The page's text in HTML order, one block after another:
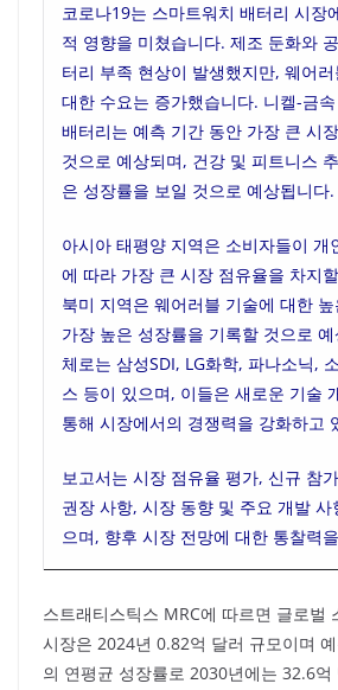
코로나19는 스마트워치 배터리 시장
적 영향을 미쳤습니다. 제조 둔화와
터리 부족 현상이 발생했지만, 웨어
대한 수요는 증가했습니다. 니켈-금
배터리는 예측 기간 동안 가장 큰 시
것으로 예상되며, 건강 및 피트니스
은 성장률을 보일 것으로 예상됩니다.
아시아 태평양 지역은 소비자들이 개
에 따라 가장 큰 시장 점유율을 차지
북미 지역은 웨어러블 기술에 대한
가장 높은 성장률을 기록할 것으로
체로는 삼성SDI, LG화학, 파나소닉,
스 등이 있으며, 이들은 새로운 기술
통해 시장에서의 경쟁력을 강화하고
보고서는 시장 점유율 평가, 신규 참
권장 사항, 시장 동향 및 주요 개발 사
으며, 향후 시장 전망에 대한 통찰력
스트래티스틱스 MRC에 따르면 글로벌
시장은 2024년 0.82억 달러 규모이며
의 연평균 성장률로 2030년에는 32.6